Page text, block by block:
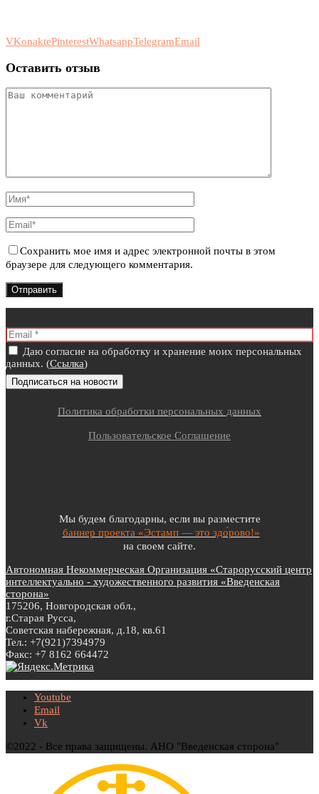
VKonaktePinterestWhatsappTelegramEmail
Оставить отзыв
Сохранить мое имя и адрес электронной почты в этом
браузере для следующего комментария.
Даю согласие на обработку и хранение моих персональных
данных. (Ссылка)
Политика обработки персональных данных
Пользовательское Соглашение
Мы будем благодарны, если вы разместите
баннер проекта «Эстамп — это здо́рово!»
на своем сайте.
Автономная Некоммерческая Организация «Старорусский центр
интеллектуально - художественного развития «Введенская
сторона»
175206, Новгородская обл.,
г.Старая Русса,
Советская набережная, д.18, кв.61
Тел.: +7(921)7394979
Факс: +7 8162 664472
Youtube
Email
Vk
©2022 - Все права защищены. АНО "Введенская сторона"